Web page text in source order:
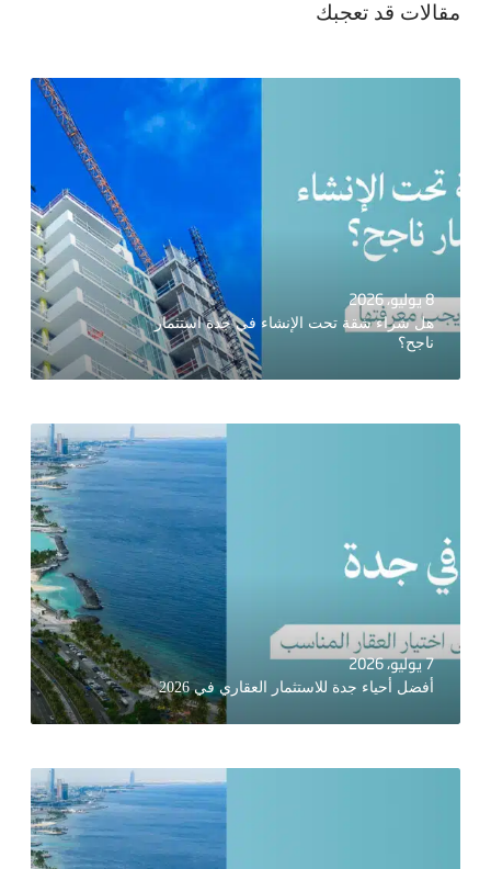
مقالات قد تعجبك
8 يوليو، 2026
هل شراء شقة تحت الإنشاء في جدة استثمار
ناجح؟
7 يوليو، 2026
أفضل أحياء جدة للاستثمار العقاري في 2026